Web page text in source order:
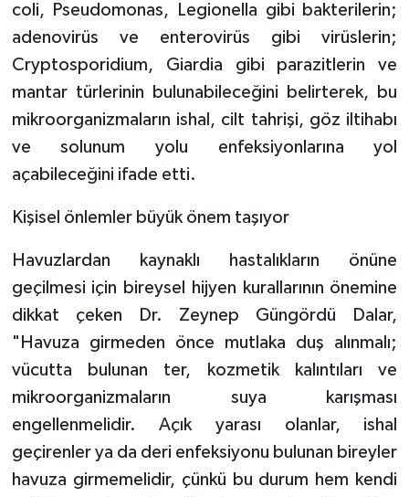
coli, Pseudomonas, Legionella gibi bakterilerin;
adenovirüs ve enterovirüs gibi virüslerin;
Cryptosporidium, Giardia gibi parazitlerin ve
mantar türlerinin bulunabileceğini belirterek, bu
mikroorganizmaların ishal, cilt tahrişi, göz iltihabı
ve solunum yolu enfeksiyonlarına yol
açabileceğini ifade etti.
Kişisel önlemler büyük önem taşıyor
Havuzlardan kaynaklı hastalıkların önüne
geçilmesi için bireysel hijyen kurallarının önemine
dikkat çeken Dr. Zeynep Güngördü Dalar,
"Havuza girmeden önce mutlaka duş alınmalı;
vücutta bulunan ter, kozmetik kalıntıları ve
mikroorganizmaların suya karışması
engellenmelidir. Açık yarası olanlar, ishal
geçirenler ya da deri enfeksiyonu bulunan bireyler
havuza girmemelidir, çünkü bu durum hem kendi